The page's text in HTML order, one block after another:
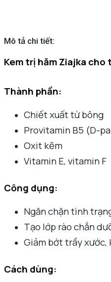
Mô tả chi tiết:
Kem trị hăm Ziajka cho
Thành phần:
Chiết xuất từ bông
Provitamin B5 (D-
Oxit kẽm
Vitamin E, vitamin F
Công dụng:
Ngăn chặn tình
Tạo lớp rào chắn
Giảm bớt trầy xước,
Cách dùng: